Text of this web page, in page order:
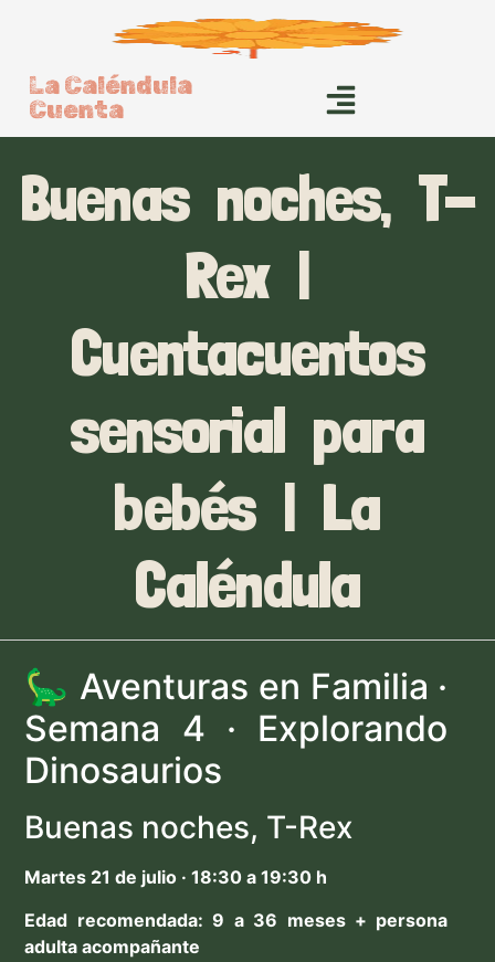
La Caléndula
Cuenta
Buenas noches, T-
Rex |
Cuentacuentos
sensorial para
bebés | La
Caléndula
🦕 Aventuras en Familia ·
Semana 4 · Explorando
Dinosaurios
Buenas noches, T-Rex
Martes 21 de julio · 18:30 a 19:30 h
Edad recomendada: 9 a 36 meses + persona
adulta acompañante